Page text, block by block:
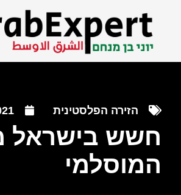
הזירה הפלסטינית
חשש בישראל
המוסלמי